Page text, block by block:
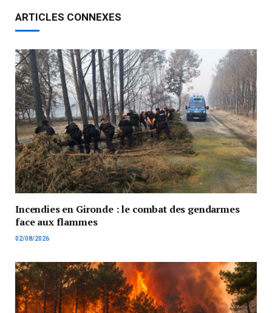
ARTICLES CONNEXES
Incendies en Gironde : le combat des gendarmes
face aux flammes
02/08/2026